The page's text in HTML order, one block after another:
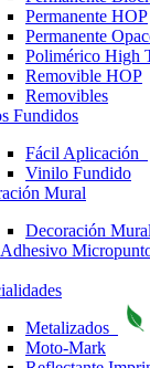
Permanente HOP
Permanente
Polimérico High
Removible HOP
Removibles
Fundidos
Fácil Aplicación
Vinilo Fundido
Mural
Decoración Mural
Metalizados
Moto-Mark